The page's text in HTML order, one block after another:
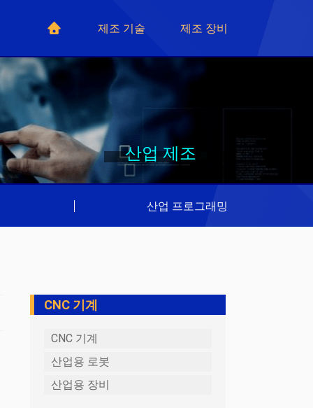
제조 기술 제조 장비
산업 제조
산업 프로그래밍
CNC 기계
CNC 기계
산업용 로봇
산업용 장비